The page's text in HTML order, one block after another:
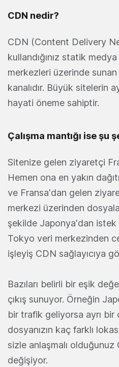
CDN nedir?
CDN (Content Delivery
kullandığınız statik
merkezleri üzerinde sunan
kanalıdır. Büyük sitelerin
hayati öneme sahiptir.
Çalışma mantığı ise şu
Sitenize gelen ziyaretçi
Hemen ona en yakın
ve Fransa'dan gelen
merkezi üzerinden
şekilde Japonya'dan istek
Tokyo veri merkezinden
işleyiş CDN sağlayıcıya
Bazıları belirli bir eşik
çıkış sunuyor. Örneğin
bir trafik geliyorsa ayrı bir
dosyanızın kaç farklı
sizle anlaşmalı olduğunuz
değişiyor.